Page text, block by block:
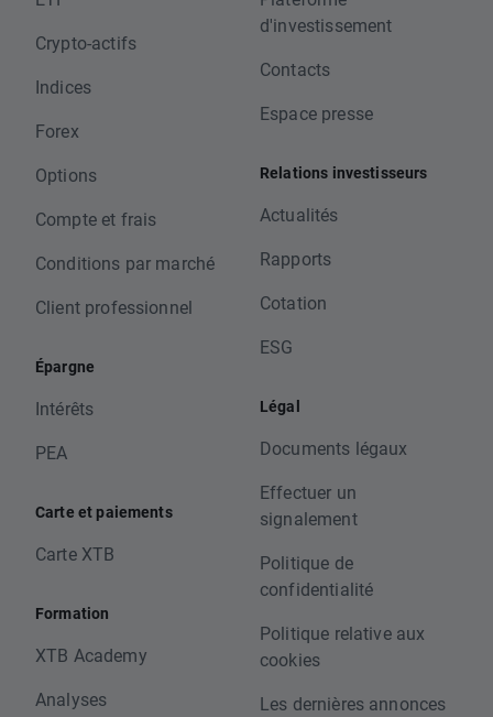
Crypto-actifs
Indices
Forex
Options
Compte et frais
Conditions par marché
Client professionnel
Épargne
Intérêts
PEA
Carte et paiements
Carte XTB
Formation
XTB Academy
Analyses
d'investissement
Contacts
Espace presse
Relations investisseurs
Actualités
Rapports
Cotation
ESG
Légal
Documents légaux
Effectuer un
signalement
Politique de
confidentialité
Politique relative aux
cookies
Les dernières annonces